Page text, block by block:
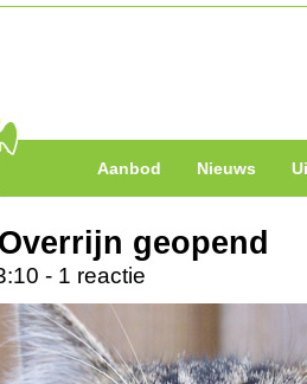
Aanbod Nieuws
geopend
- 1 reactie